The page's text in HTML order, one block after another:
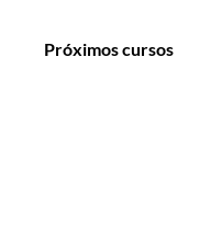
Próximos cursos